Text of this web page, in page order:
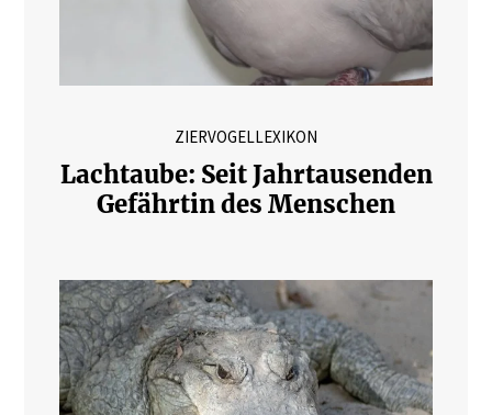
ZIERVOGELLEXIKON
Lachtaube: Seit Jahrtausenden
Gefährtin des Menschen